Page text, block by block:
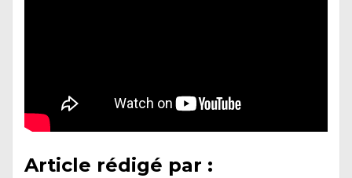
Article rédigé par :